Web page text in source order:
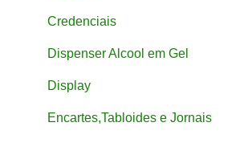
Credenciais
Dispenser Alcool em Gel
Display
Encartes,Tabloides e Jornais